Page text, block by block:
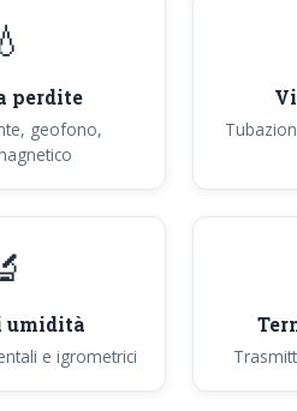
perdite
geofono,
umidità
e igrometrici